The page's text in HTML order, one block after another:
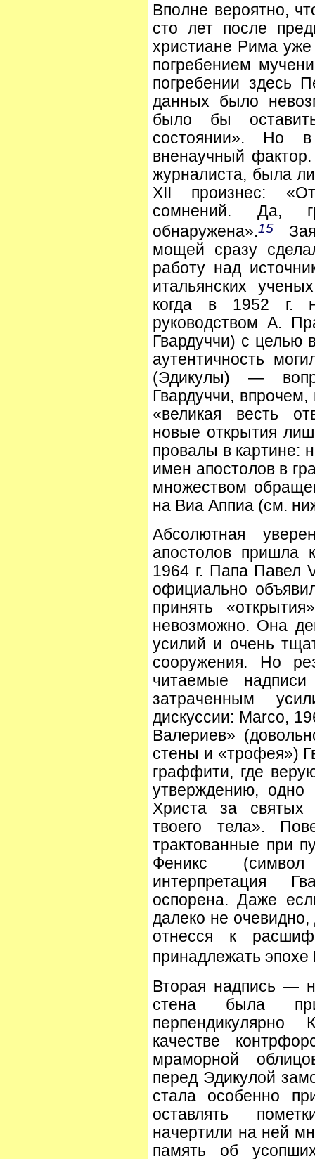
Вполне вероятно,
сто лет после
христиане Рима уже
погребением
погребении здесь
данных было
было бы
состоянии». Но
вненаучный
журналиста, была
XII произнес:
сомнений. Да,
обнаружена».15
мощей сразу
работу над
итальянских
когда в 1952 г.
руководством А.
Гвардуччи) с целью
аутентичность
(Эдикулы) —
Гвардуччи,
«великая весть
новые открытия
провалы в картине:
имен апостолов в
множеством
на Виа Аппиа (см.
Абсолютная
апостолов пришла
1964 г. Папа Павел
официально
принять
невозможно. Она
усилий и очень
сооружения. Но
читаемые
затраченным
дискуссии: Marco,
Валериев»
стены и «трофея»)
граффити, где
утверждению, одно
Христа за святых
твоего тела».
трактованные при
Феникс (символ
интерпретация
оспорена. Даже
далеко не очевидно,
отнесся к
принадлежать эпохе
Вторая надпись —
стена была
качестве
мраморной
перед Эдикулой
стала особенно
оставлять
начертили на ней
память об